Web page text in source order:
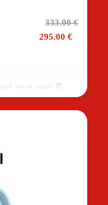
333.00€
قیمت
اصلی295.00€
295.00 €
است.